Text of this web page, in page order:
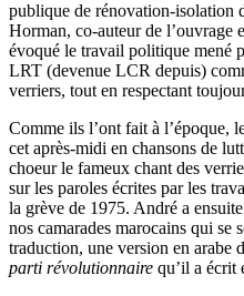
publique de rénovation-isolation
Horman, co-auteur de l’ouvrage
évoqué le travail politique mené
LRT (devenue LCR depuis)
verriers, tout en respectant
Comme ils l’ont fait à l’époque,
cet après-midi en chansons de
choeur le fameux chant des
sur les paroles écrites par les
la grève de 1975. André a
nos camarades marocains qui se
traduction, une version en arabe
parti révolutionnaire qu’il a écrit